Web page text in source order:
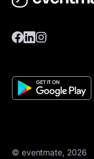
© eventmate, 2026